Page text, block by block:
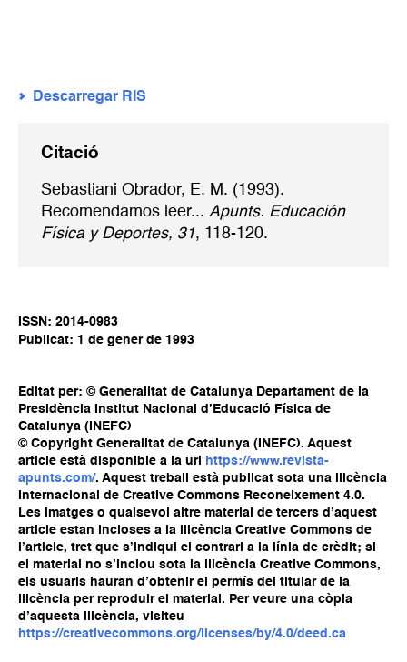
Descarregar RIS
Citació
Sebastiani Obrador, E. M. (1993).
Recomendamos leer... Apunts. Educación
Física y Deportes, 31, 118-120.
ISSN: 2014-0983
Publicat: 1 de gener de 1993
Editat per: © Generalitat de Catalunya Departament de la
Presidència Institut Nacional d’Educació Física de
Catalunya (INEFC)
© Copyright Generalitat de Catalunya (INEFC). Aquest
article està disponible a la url
https://www.revista-
apunts.com/. Aquest treball està publicat sota una llicència
Internacional de Creative Commons Reconeixement 4.0.
Les imatges o qualsevol altre material de tercers d’aquest
article estan incloses a la llicència Creative Commons de
l’article, tret que s’indiqui el contrari a la línia de crèdit; si
el material no s’inclou sota la llicència Creative Commons,
els usuaris hauran d’obtenir el permís del titular de la
llicència per reproduir el material. Per veure una còpia
d’aquesta llicència, visiteu
https://creativecommons.org/licenses/by/4.0/deed.ca